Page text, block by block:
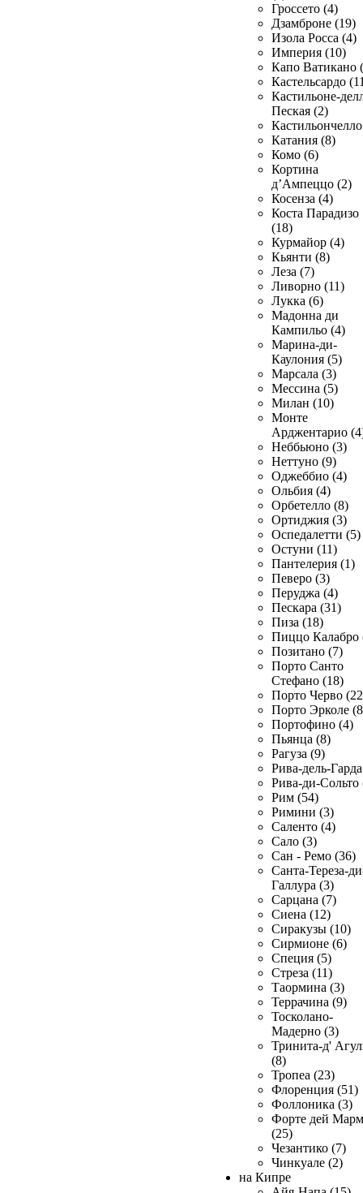
Гроссето (4)
Дзамброне (19)
Изола Росса (4)
Империя (10)
Капо Ватикано
Кастельсардо
Кастильоне-
Пеская (2)
Катания (8)
Комо (6)
Кортина
д’Ампеццо (2)
Косенза (4)
Коста Парадизо
(18)
Курмайор (4)
Кьянти (8)
Леза (7)
Ливорно (11)
Лукка (6)
Мадонна ди
Кампильо (4)
Марина-ди-
Каулония (5)
Марсала (3)
Мессина (5)
Милан (10)
Монте
Арджентарио
Неббьюно (3)
Неттуно (9)
Оджеббио (4)
Ольбия (4)
Орбетелло (8)
Ортиджия (3)
Оспедалетти (5)
Остуни (11)
Пантелерия (1)
Певеро (3)
Перуджа (4)
Пескара (31)
Пиза (18)
Пиццо Калабро
Позитано (7)
Порто Санто
Стефано (18)
Порто Черво
Порто Эрколе
Портофино (4)
Пьянца (8)
Рагуза (9)
Рива-дель-
Рива-ди-Сольто
Рим (54)
Римини (3)
Саленто (4)
Сало (3)
Сан - Ремо (36)
Санта-Тереза-
Галлура (3)
Сарцана (7)
Сиена (12)
Сиракузы (10)
Сирмионе (6)
Специя (5)
Стреза (11)
Таормина (3)
Террачина (9)
Тосколано-
Мадерно (3)
Тринита-д'
(8)
Тропеа (23)
Флоренция (51)
Фоллоника (3)
Форте дей
(25)
Чезантико (7)
Чинкуале (2)
на Кипре